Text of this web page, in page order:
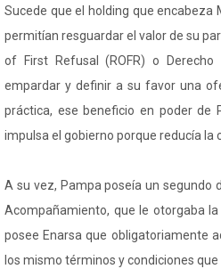
Sucede que el holding que encabeza
permitían resguardar el valor de su
of First Refusal (ROFR) o
empardar y definir a su favor una
práctica, ese beneficio en poder de
impulsa el gobierno porque reducía la
A su vez, Pampa poseía un segundo
Acompañamiento, que le otorgaba
posee Enarsa que obligatoriamente
los mismo términos y condiciones